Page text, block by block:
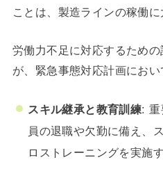
ことは、製造ラインの稼働
労働力不足に対応するため
が、緊急事態対応計画におい
スキル継承と教育訓練: 重
員の退職や欠勤に備え、
ロストレーニングを実施